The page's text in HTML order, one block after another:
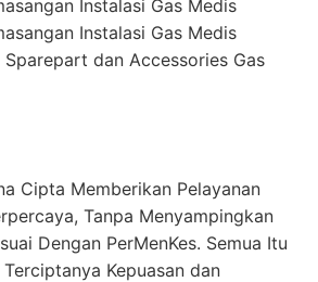
Instalasi Gas Medis
Instalasi Gas Medis
Sparepart dan Accessories Gas
Cipta Memberikan Pelayanan
Tanpa Menyampingkan
Dengan PerMenKes. Semua Itu
Kepuasan dan